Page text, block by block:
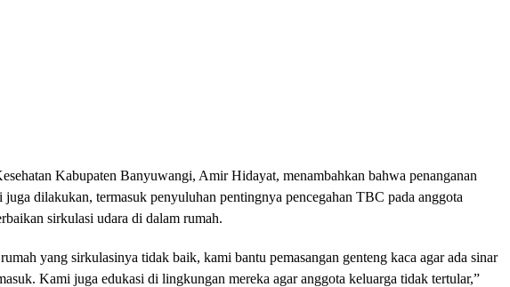
Kabupaten Banyuwangi, Amir Hidayat, menambahkan bahwa penanganan
juga dilakukan, termasuk penyuluhan pentingnya pencegahan TBC pada anggota
sirkulasi udara di dalam rumah.
yang sirkulasinya tidak baik, kami bantu pemasangan genteng kaca agar ada sinar
Kami juga edukasi di lingkungan mereka agar anggota keluarga tidak tertular,”